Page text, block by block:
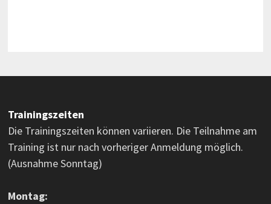
Trainingszeiten
Die Trainingszeiten können variieren. Die Teilnahme am
Training ist nur nach vorheriger Anmeldung möglich.
(Ausnahme Sonntag)
Montag: